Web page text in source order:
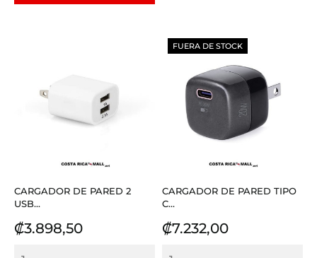
CARGADOR DE PARED 2
USB...
Precio
₡3.898,50
CARGADOR DE PARED TIPO
C...
Precio
₡7.232,00
FUERA DE STOCK